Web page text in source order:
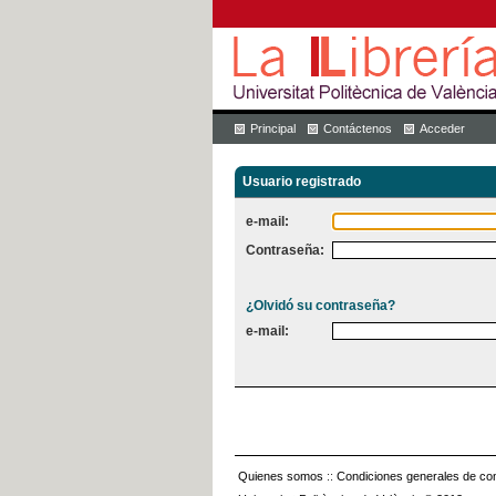
Principal Contáctenos Acceder
Usuario registrado
e-mail:
Contraseña:
¿Olvidó su contraseña?
e-mail:
Quienes somos :: Condiciones generales de